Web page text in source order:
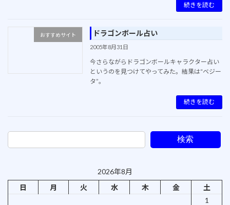
続きを読む
おすすめサイト ドラゴンボール占い
2005年8月31日
今さらながらドラゴンボールキャラクター占い
というのを見つけてやってみた。結果は“ベジー
タ”。
続きを読む
検索
2026年8月
日
月 火 水 木 金
土
1